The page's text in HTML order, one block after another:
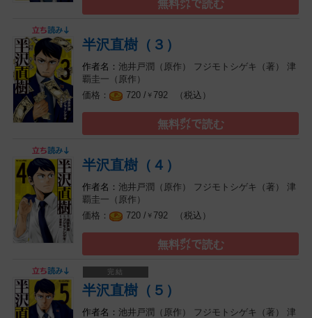
無料㌽で読む
半沢直樹（３）
池井戸潤（原作） フジモトシゲキ（著）
津
覇圭一（原作）
720 / ￥ 792 （税込）
無料㌽で読む
半沢直樹（４）
池井戸潤（原作） フジモトシゲキ（著）
津
覇圭一（原作）
720 / ￥ 792 （税込）
無料㌽で読む
半沢直樹（５）
池井戸潤（原作） フジモトシゲキ（著）
津